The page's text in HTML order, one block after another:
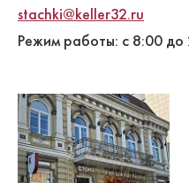
stachki@keller32.ru
Режим работы: с 8:00